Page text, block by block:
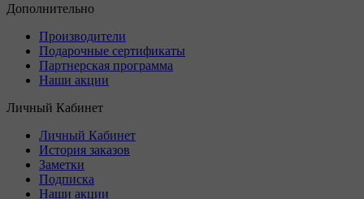
Дополнительно
Производители
Подарочные сертификаты
Партнерская программа
Наши акции
Личный Кабинет
Личный Кабинет
История заказов
Заметки
Подписка
Наши акции